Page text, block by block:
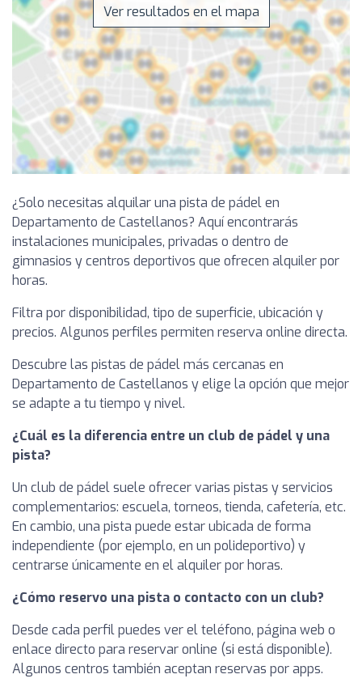
Ver resultados en el mapa
¿Solo necesitas alquilar una pista de pádel en
Departamento de Castellanos? Aquí encontrarás
instalaciones municipales, privadas o dentro de
gimnasios y centros deportivos que ofrecen alquiler por
horas.
Filtra por disponibilidad, tipo de superficie, ubicación y
precios. Algunos perfiles permiten reserva online directa.
Descubre las pistas de pádel más cercanas en
Departamento de Castellanos y elige la opción que mejor
se adapte a tu tiempo y nivel.
¿Cuál es la diferencia entre un club de pádel y una
pista?
Un club de pádel suele ofrecer varias pistas y servicios
complementarios: escuela, torneos, tienda, cafetería, etc.
En cambio, una pista puede estar ubicada de forma
independiente (por ejemplo, en un polideportivo) y
centrarse únicamente en el alquiler por horas.
¿Cómo reservo una pista o contacto con un club?
Desde cada perfil puedes ver el teléfono, página web o
enlace directo para reservar online (si está disponible).
Algunos centros también aceptan reservas por apps.